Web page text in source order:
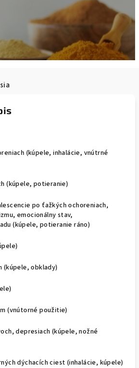
(kúpele, inhalácie, vnútrné
(kúpele, potieranie)
po ťažkých o­choreniach,
emocionálny stav,
(kúpele, potieranie ráno)
(kúpele, obklady)
(vnútorné použitie)
depresiach (kúpele, nožné
dýchacích ciest (inhalácie, kúpele)